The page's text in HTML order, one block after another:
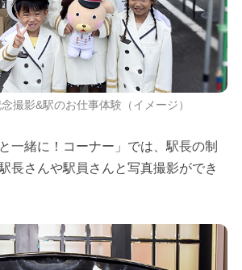
撮影&駅のお仕事体験（イメージ）
一緒に！コーナー」では、駅長の制
長さんや駅員さんと写真撮影ができ